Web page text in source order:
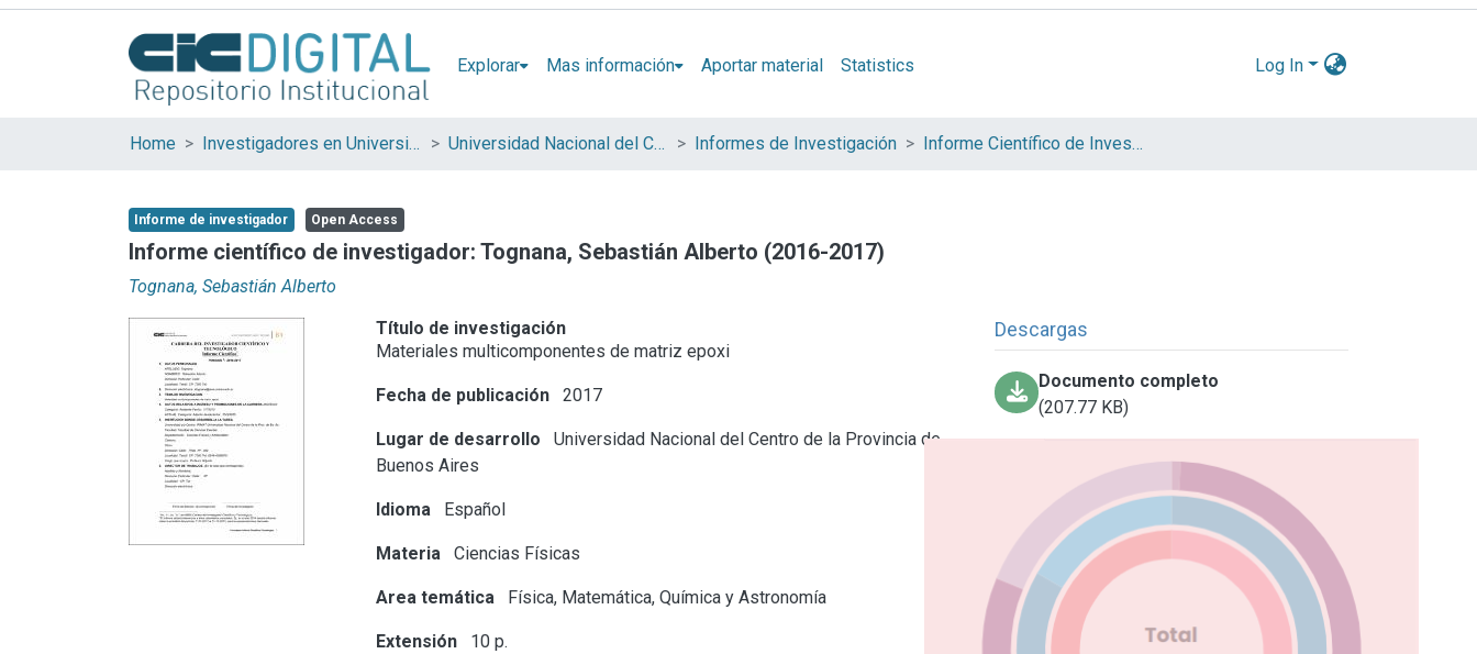
Explorar Mas información Aportar material Statistics Log In
Home Investigadores en Universidades Nacionales de la provincia de Buenos Aires Universidad Nacional del Centro de la Provincia de Buenos Aires (UNICEN) Informes de Investigación Informe Científico de Investigador
Informe de investigador Open Access
Informe científico de investigador: Tognana, Sebastián Alberto (2016-2017)
Tognana, Sebastián Alberto
Título de investigación
Materiales multicomponentes de matriz epoxi
Fecha de publicación 2017
Lugar de desarrollo
Universidad Nacional del Centro de la Provincia de
Buenos Aires
Idioma Español
Materia Ciencias Físicas
Area temática Física, Matemática, Química y Astronomía
Extensión 10 p.
Descargas
Documento completo
(207.77 KB)